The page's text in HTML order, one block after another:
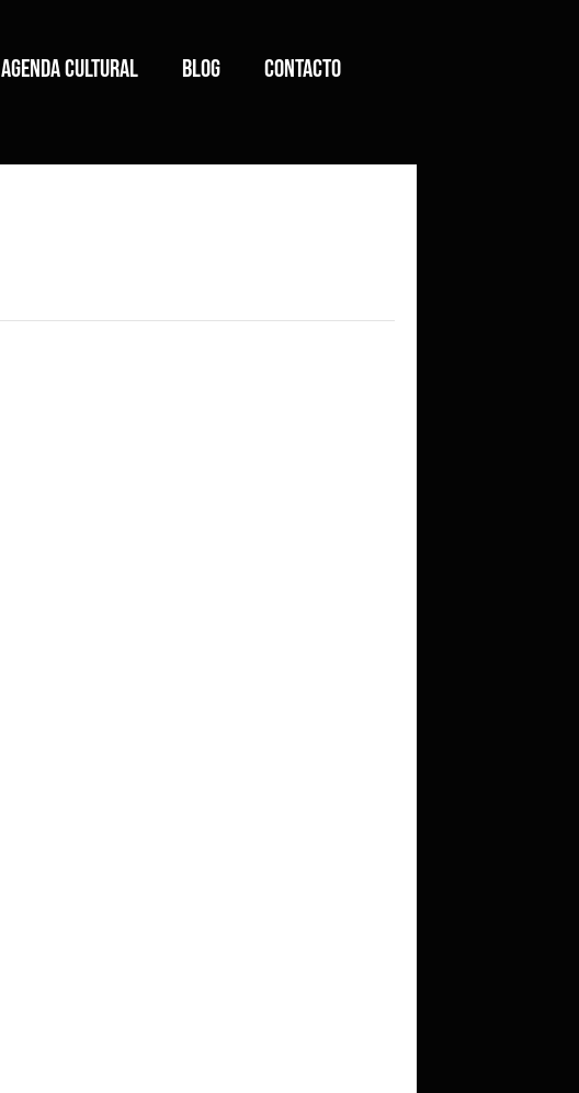
Agenda Cultural Blog Contacto